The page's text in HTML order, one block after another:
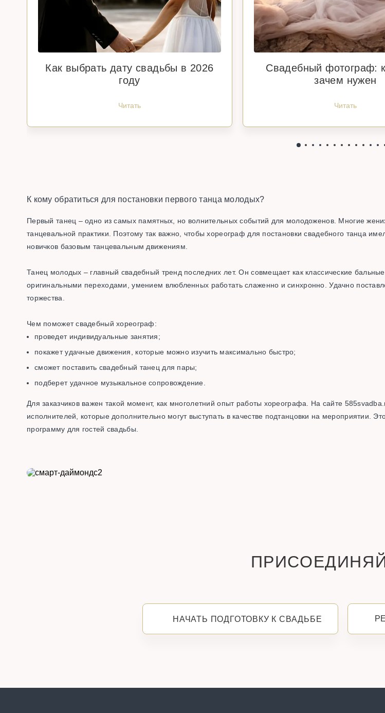
Как выбрать дату свадьбы в 2026
году
Читать
Свадебный фотограф:
зачем нужен
Читать
К кому обратиться для постановки первого танца молодых?
Первый танец – одно из самых памятных, но волнительных событий для молодоженов. Многие
танцевальной практики. Поэтому так важно, чтобы хореограф для постановки свадебного танца
новичков базовым танцевальным движениям.
Танец молодых – главный свадебный тренд последних лет. Он совмещает как классические
оригинальными переходами, умением влюбленных работать слаженно и синхронно. Удачно
торжества.
Чем поможет свадебный хореограф:
проведет индивидуальные занятия;
покажет удачные движения, которые можно изучить максимально быстро;
сможет поставить свадебный танец для пары;
подберет удачное музыкальное сопровождение.
Для заказчиков важен такой момент, как многолетний опыт работы хореографа. На сайте
исполнителей, которые дополнительно могут выступать в качестве подтанцовки на мероприятии.
программу для гостей свадьбы.
НАЧАТЬ ПОДГОТОВКУ К СВАДЬБЕ